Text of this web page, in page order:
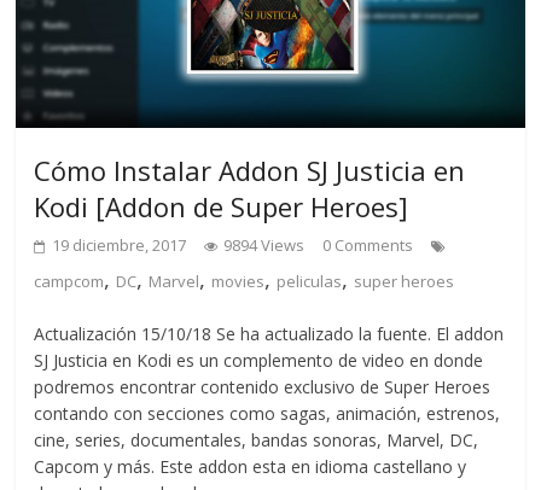
Cómo Instalar Addon SJ Justicia en
Kodi [Addon de Super Heroes]
19 diciembre, 2017 9894 Views
0 Comments
campcom, DC, Marvel, movies, peliculas, super heroes
Actualización 15/10/18 Se ha actualizado la fuente. El addon
SJ Justicia en Kodi es un complemento de video en donde
podremos encontrar contenido exclusivo de Super Heroes
contando con secciones como sagas, animación, estrenos,
cine, series, documentales, bandas sonoras, Marvel, DC,
Capcom y más. Este addon esta en idioma castellano y